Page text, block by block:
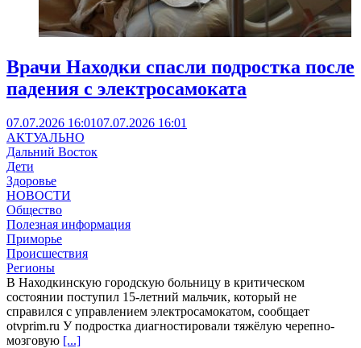
Врачи Находки спасли подростка после
падения с электросамоката
07.07.2026 16:0107.07.2026 16:01
АКТУАЛЬНО
Дальний Восток
Дети
Здоровье
НОВОСТИ
Общество
Полезная информация
Приморье
Происшествия
Регионы
В Находкинскую городскую больницу в критическом
состоянии поступил 15-летний мальчик, который не
справился с управлением электросамокатом, сообщает
otvprim.ru У подростка диагностировали тяжёлую черепно-
мозговую [...]